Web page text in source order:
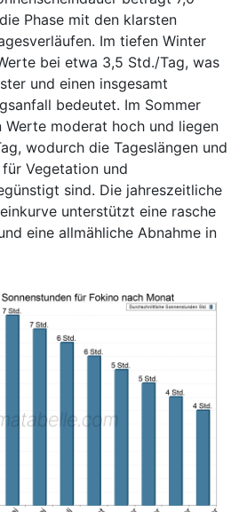
Phase mit den klarsten
Im tiefen Winter
bei etwa 3,5 Std./Tag, was
und einen insgesamt
bedeutet. Im Sommer
moderat hoch und liegen
wodurch die Tageslängen und
Vegetation und
sind. Die jahreszeitliche
unterstützt eine rasche
eine allmähliche Abnahme in